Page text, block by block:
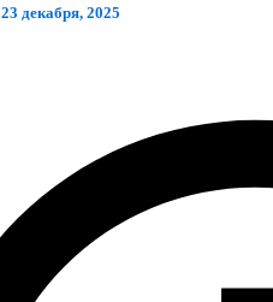
23 декабря, 2025